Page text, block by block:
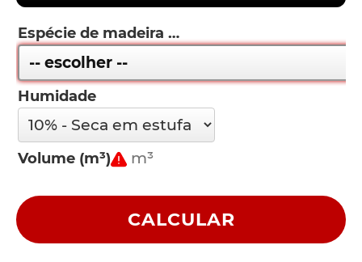
Espécie de madeira
Humidade
Volume (m³)
CALCULAR